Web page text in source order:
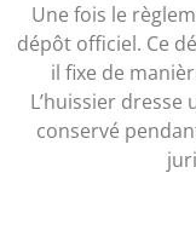
Une fois le
dépôt officiel. Ce
il fixe de
L’huissier
conservé